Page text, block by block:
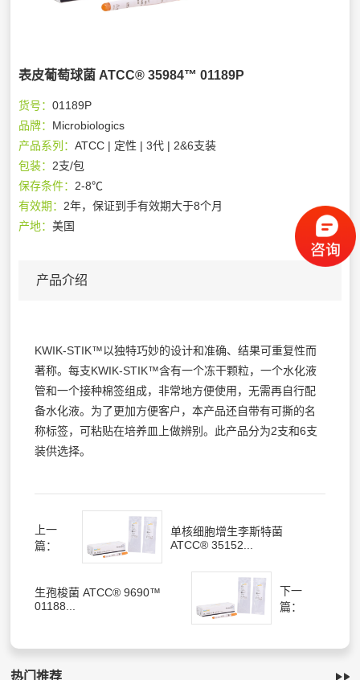
表皮葡萄球菌 ATCC® 35984™ 01189P
货号：01189P
品牌： Microbiologics
产品系列：ATCC | 定性 | 3代 | 2&6支装
包装： 2支/包
保存条件： 2-8℃
有效期： 2年，保证到手有效期大于8个月
产地：美国
产品介绍
KWIK-STIK™以独特巧妙的设计和准确、结果可重复性而
著称。每支KWIK-STIK™含有一个冻干颗粒，一个水化液
管和一个接种棉签组成，非常地方便使用，无需再自行配
备水化液。为了更加方便客户，本产品还自带有可撕的名
称标签，可粘贴在培养皿上做辨别。此产品分为2支和6支
装供选择。
上一
篇：
单核细胞增生李斯特菌
ATCC® 35152...
生孢梭菌 ATCC® 9690™
01188...
下一
篇：
热门推荐